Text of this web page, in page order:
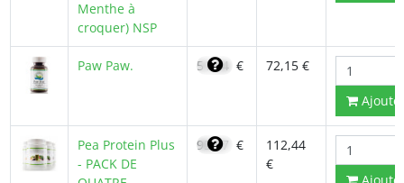
Menthe à
croquer) NSP
Paw Paw. 51,54 € 72,15 €
Pea Protein Plus
- PACK DE
95,57 €
112,44
€